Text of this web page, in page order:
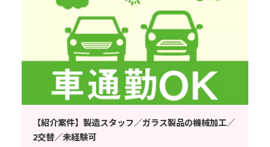
【紹介案件】製造スタッフ／ガラス製品の機械加工／
2交替／未経験可